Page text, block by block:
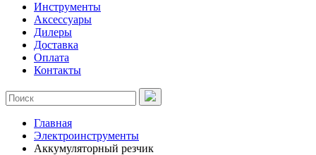
Инструменты
Аксессуары
Дилеры
Доставка
Оплата
Контакты
Главная
Электроинструменты
Аккумуляторный резчик